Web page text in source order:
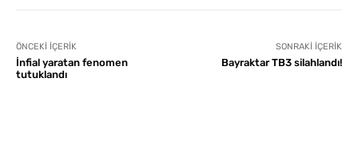
ÖNCEKI İÇERIK
İnfial yaratan fenomen
tutuklandı
SONRAKI İÇERIK
Bayraktar TB3 silahlandı!